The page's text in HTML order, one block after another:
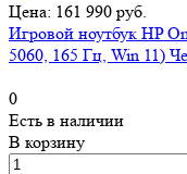
Цена: 161 990 руб.
Игровой ноутбук HP
5060, 165 Гц, Win 11)
0
Есть в наличии
В корзину